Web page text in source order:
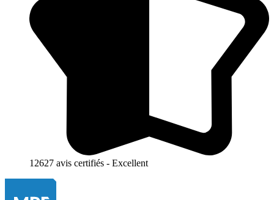
12627 avis certifiés - Excellent